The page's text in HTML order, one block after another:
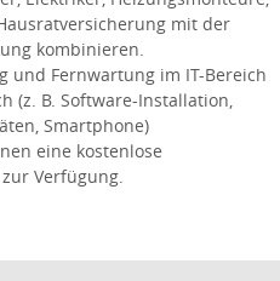
mit der
kombinieren.
und Fernwartung im IT-Bereich
(z. B. Software-Installation,
Smartphone)
eine kostenlose
Verfügung.